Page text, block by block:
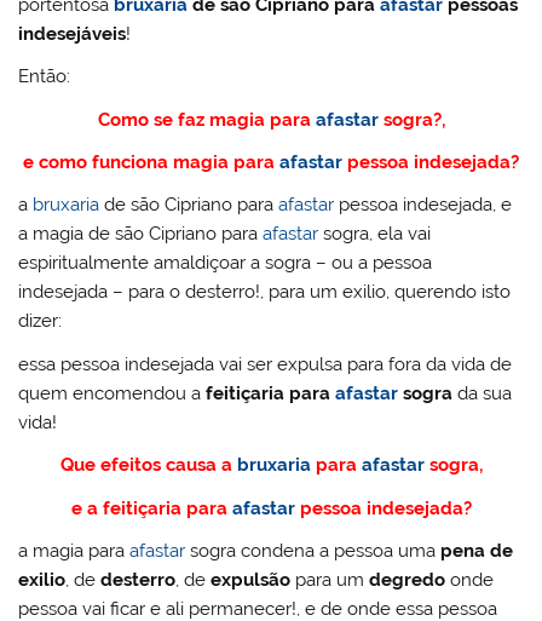
portentosa bruxaria de são Cipriano paraafastar pessoas
indesejáveis!
Então:
Como se faz magia para afastarsogra?,
e como funciona magia para afastar pessoa indesejada?
a bruxaria de são Cipriano paraafastar pessoa indesejada, e
a magia de são Cipriano paraafastar sogra, ela vai
espiritualmente amaldiçoar a sogra – ou a pessoa
indesejada – para o desterro!, para um exilio, querendo isto
dizer:
essa pessoa indesejada vai ser expulsa para fora da vida de
quem encomendou afeitiçaria paraafastar sogra da sua
vida!
Que efeitos causa a bruxariapara afastarsogra,
e a feitiçaria para afastarpessoa indesejada?
a magia paraafastar sogra condena a pessoa uma pena de
exilio, dedesterro, deexpulsão para umdegredo onde
pessoa vai ficar e ali permanecer!, e de onde essa pessoa